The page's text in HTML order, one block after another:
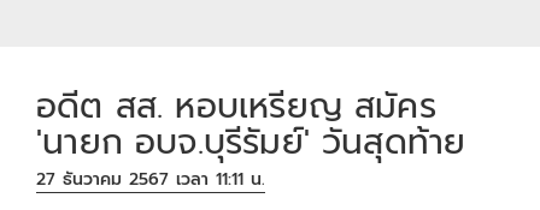
อดีต สส. หอบเหรียญ สมัคร
'นายก อบจ.บุรีรัมย์' วันสุดท้าย
27 ธันวาคม 2567 เวลา 11:11 น.